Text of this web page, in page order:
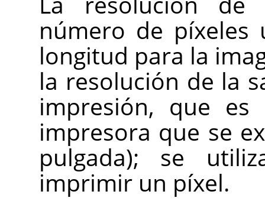
número de
longitud para la
la resolución de la
impresión, que
impresora que se
pulgada); se
imprimir un píxel.